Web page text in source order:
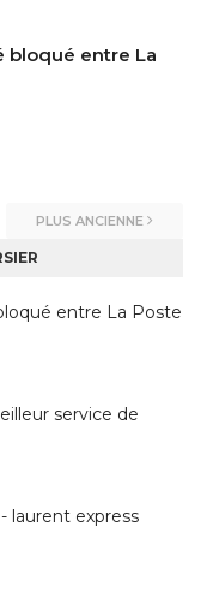
bloqué entre La
PLUS ANCIENNE
entre La Poste
service de
laurent express